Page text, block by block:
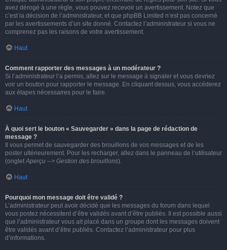
avez dérogé à une règle, vous pouvez recevoir un avertissement. Notez que
c’est la décision de l’administrateur, et que phpBB Limited n’est pas concerné
par les avertissements d’un site donné. Contactez l’administrateur si vous ne
comprenez pas les raisons de votre avertissement.
Haut
Comment rapporter des messages à un modérateur ?
Si l’administrateur l’a permis, allez sur le message à signaler et vous devriez
voir un bouton pour rapporter le message. En cliquant dessus, vous accéderez
aux étapes nécessaires pour le faire.
Haut
À quoi sert le bouton « Sauvegarder » dans la page de rédaction de
message ?
Il vous permet de sauvegarder des brouillons de vos messages et de les
poster ultérieurement. Pour les recharger, allez dans le panneau de l’utilisateur
(ongletAperçu --> Gestion des brouillons).
Haut
Pourquoi mon message doit être validé ?
L’administrateur peut avoir décidé que les messages du forum dans lequel
vous postez nécessitent d’être validés avant d’être publiés. Il est possible aussi
que l’administrateur vous ait placé dans un groupe dont les messages doivent
être validés avant d’être publiés. Contactez l’administrateur pour plus
d’informations.